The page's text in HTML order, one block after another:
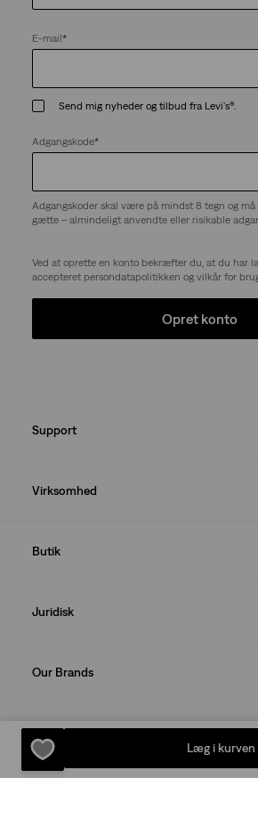
Læg i kurven
E-mail*
Send mig nyheder og tilbud fra Levi's®.
Adgangskode*
Adgangskoder skal være på mindst 8 tegn og
gætte – almindeligt anvendte eller risikable
Ved at oprette en konto bekræfter du, at du har
accepteret persondatapolitikken og vilkår for
Opret konto
Support
Virksomhed
Butik
Juridisk
Our Brands
DOWNLOAD LEVI'S®-APPEN